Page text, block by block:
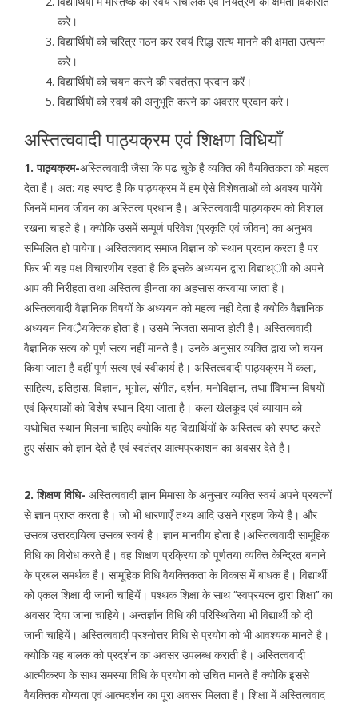
करे।
विद्यार्थियों को चरित्र गठन कर स्वयं सिद्ध सत्य मानने की क्षमता उत्पन्न
करे।
विद्यार्थियों को चयन करने की स्वतंत्रा प्रदान करें।
विद्यार्थियों को स्वयं की अनुभूति करने का अवसर प्रदान करे।
अस्तित्ववादी पाठ्यक्रम एवं शिक्षण विधियाँ
1. पाठ्यक्रम-अस्तित्ववादी जैसा कि पढ चुके है व्यक्ति की वैयक्तिकता को महत्व
देता है। अत: यह स्पष्ट है कि पाठ्यक्रम में हम ऐसे विशेषताओं को अवश्य पायेंगे
जिनमें मानव जीवन का अस्तित्व प्रधान है। अस्तित्ववादी पाठ्यक्रम को विशाल
रखना चाहते है। क्योकि उसमें सम्पूर्ण परिवेश (प्रकृति एवं जीवन) का अनुभव
सम्मिलित हो पायेगा। अस्तित्ववाद समाज विज्ञान को स्थान प्रदान करता है पर
फिर भी यह पक्ष विचारणीय रहता है कि इसके अध्ययन द्वारा विद्याथ्र्ाी को अपने
आप की निरीहता तथा अस्तित्व हीनता का अहसास करवाया जाता है।
अस्तित्ववादी वैज्ञानिक विषयों के अध्ययन को महत्व नही देता है क्योकि वैज्ञानिक
अध्ययन निवर्ैयक्तिक होता है। उसमे निजता समाप्त होती है। अस्तित्ववादी
वैज्ञानिक सत्य को पूर्ण सत्य नहीं मानते है। उनके अनुसार व्यक्ति द्वारा जो चयन
किया जाता है वहीं पूर्ण सत्य एवं स्वीकार्य है। अस्तित्ववादी पाठ्यक्रम में कला,
साहित्य, इतिहास, विज्ञान, भूगोल, संगीत, दर्शन, मनोविज्ञान, तथा वििभान्न विषयों
एवं क्रियाओं को विशेष स्थान दिया जाता है। कला खेलकूद एवं व्यायाम को
यथोचित स्थान मिलना चाहिए क्योकि यह विद्यार्थियों के अस्तित्व को स्पष्ट करते
हुए संसार को ज्ञान देते है एवं स्वतंत्र आत्मप्रकाशन का अवसर देते है।
2. शिक्षण विधि- अस्तित्ववादी ज्ञान मिमासा के अनुसार व्यक्ति स्वयं अपने प्रयत्नों
से ज्ञान प्राप्त करता है। जो भी धारणाएँ तथ्य आदि उसने ग्रहण किये है। और
उसका उत्तरदायित्व उसका स्वयं है। ज्ञान मानवीय होता है।अस्तित्ववादी सामूहिक
विधि का विरोध करते है। वह शिक्षण प्रक्रिया को पूर्णतया व्यक्ति केन्द्रित बनाने
के प्रबल समर्थक है। सामूहिक विधि वैयक्तिकता के विकास में बाधक है। विद्यार्थी
को एकल शिक्षा दी जानी चाहियें। पश्थक शिक्षा के साथ ‘‘स्वप्रयत्न द्वारा शिक्षा’’ का
अवसर दिया जाना चाहिये। अन्तर्ज्ञान विधि की परिस्थितिया भी विद्यार्थी को दी
जानी चाहियें। अस्तित्ववादी प्रश्नोत्तर विधि से प्रयोग को भी आवश्यक मानते है।
क्योकि यह बालक को प्रदर्शन का अवसर उपलब्ध कराती है। अस्तित्ववादी
आत्मीकरण के साथ समस्या विधि के प्रयोग को उचित मानते है क्योकि इससे
वैयक्तिक योग्यता एवं आत्मदर्शन का पूरा अवसर मिलता है। शिक्षा में अस्तित्ववाद